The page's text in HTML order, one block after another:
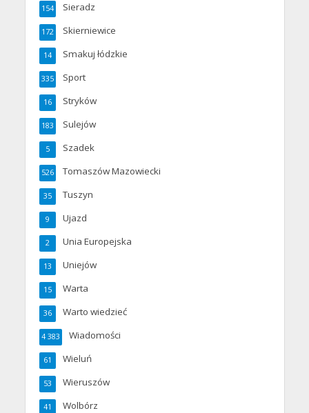
Sieradz
154
Skierniewice
172
Smakuj łódzkie
14
Sport
335
Stryków
16
Sulejów
183
Szadek
5
Tomaszów Mazowiecki
526
Tuszyn
35
Ujazd
9
Unia Europejska
2
Uniejów
13
Warta
15
Warto wiedzieć
36
Wiadomości
4 383
Wieluń
61
Wieruszów
53
Wolbórz
41